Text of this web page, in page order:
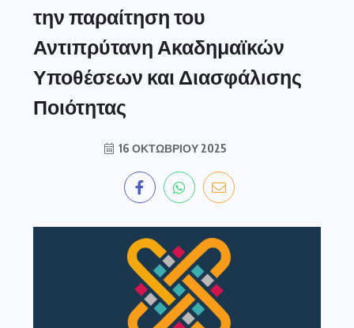
την παραίτηση του
Αντιπρύτανη Ακαδημαϊκών
Υποθέσεων και Διασφάλισης
Ποιότητας
16 ΟΚΤΩΒΡΊΟΥ 2025